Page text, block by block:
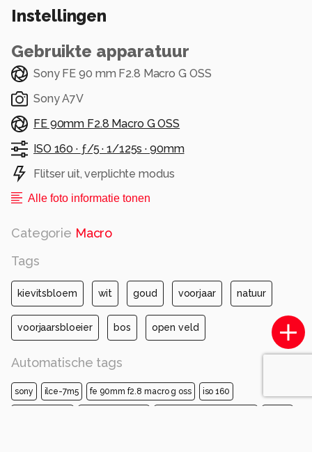
Alle rechten voorbehouden
Instellingen
Gebruikte apparatuur
Sony FE 90 mm F2.8 Macro G OSS
Sony A7V
FE 90mm F2.8 Macro G OSS
ISO 160 · ƒ/5 ·1/125s ·90mm
Flitser uit, verplichte modus
Alle foto informatie tonen
Categorie Macro
Tags
kievitsbloem wit goud voorjaar natuur
voorjaarsbloeier bos open veld
Automatische tags
sony ilce-7m5 fe 90mm f2.8 macro g oss iso 160